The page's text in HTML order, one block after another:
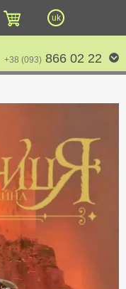
uk
+38 (093) 866 02 22